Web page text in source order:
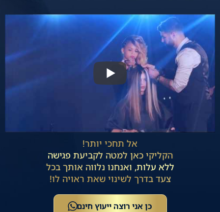
אל תחכי יותר!
הקליקי כאן למטה לקביעת פגישה
ללא עלות, ואנחנו נלווה אותך בכל
צעד בדרך לשינוי שאת ראויה לו!
כן אני רוצה ייעוץ חינם